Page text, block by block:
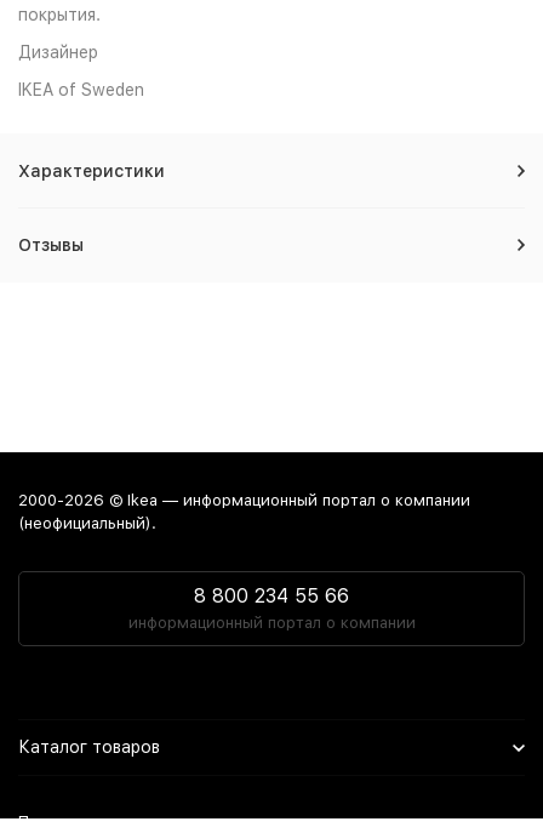
покрытия.
Дизайнер
IKEA of Sweden
Характеристики
Отзывы
2000-2026 © Ikea — информационный портал о компании
(неофициальный).
8 800 234 55 66
информационный портал о компании
Каталог товаров
Политика персональных данных